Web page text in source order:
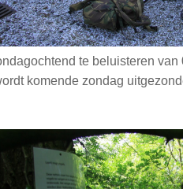
te beluisteren
komende zondag